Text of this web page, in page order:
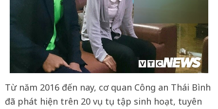
Từ năm 2016 đến nay, cơ quan Công an Thái Bình
đã phát hiện trên 20 vụ tụ tập sinh hoạt, tuyên